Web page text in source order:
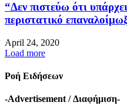
“Δεν πιστεύω ότι
περιστατικό
April 24, 2020
Load more
Ροή Ειδήσεων
-Advertisement / Διαφήμιση-